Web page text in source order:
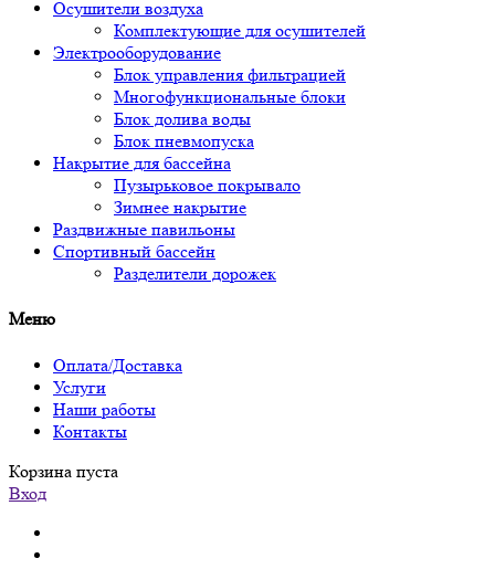
Осушители воздуха
Комплектующие для осушителей
Электрооборудование
Блок управления фильтрацией
Многофункциональные блоки
Блок долива воды
Блок пневмопуска
Накрытие для бассейна
Пузырьковое покрывало
Зимнее накрытие
Раздвижные павильоны
Спортивный бассейн
Разделители дорожек
Меню
Оплата/Доставка
Услуги
Наши работы
Контакты
Корзина пуста
Вход